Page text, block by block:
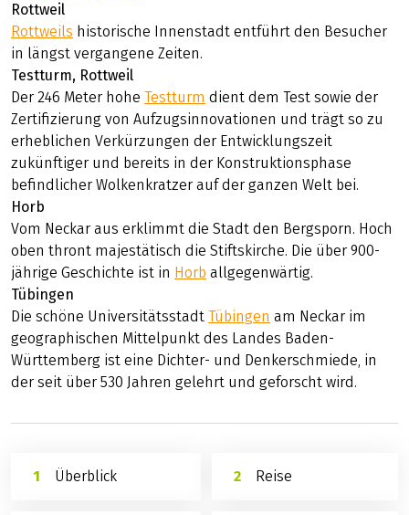
Rottweil
Rottweils historische Innenstadt entführt den Besucher
in längst vergangene Zeiten.
Testturm, Rottweil
Der 246 Meter hoheTestturm dient dem Test sowie der
Zertifizierung von Aufzugsinnovationen und trägt so zu
erheblichen Verkürzungen der Entwicklungszeit
zukünftiger und bereits in der Konstruktionsphase
befindlicher Wolkenkratzer auf der ganzen Welt bei.
Horb
Vom Neckar aus erklimmt die Stadt den Bergsporn. Hoch
oben thront majestätisch die Stiftskirche. Die über 900-
jährige Geschichte ist in Horb allgegenwärtig.
Tübingen
Die schöne UniversitätsstadtTübingen am Neckar im
geographischen Mittelpunkt des Landes Baden-
Württemberg ist eine Dichter- und Denkerschmiede, in
der seit über 530 Jahren gelehrt und geforscht wird.
Überblick Reise